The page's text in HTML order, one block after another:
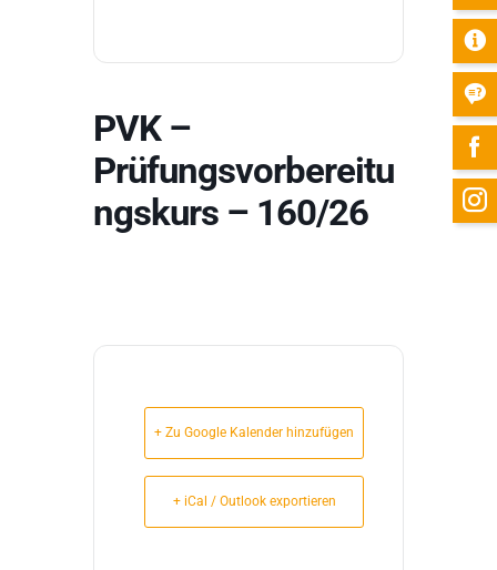
PVK –
Prüfungsvorbereitu
ngskurs – 160/26
+ Zu Google Kalender hinzufügen
+ iCal / Outlook exportieren